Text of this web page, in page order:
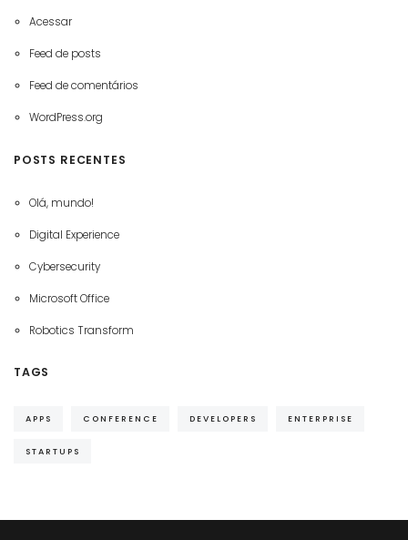
Acessar
Feed de posts
Feed de comentários
WordPress.org
POSTS RECENTES
Olá, mundo!
Digital Experience
Cybersecurity
Microsoft Office
Robotics Transform
TAGS
APPS CONFERENCE DEVELOPERS ENTERPRISE
STARTUPS